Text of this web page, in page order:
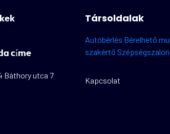
címe
Báthory utca 7
Társoldalak
Autóbérlés Bérelhető
szakértő Szépségszalon
Kapcsolat